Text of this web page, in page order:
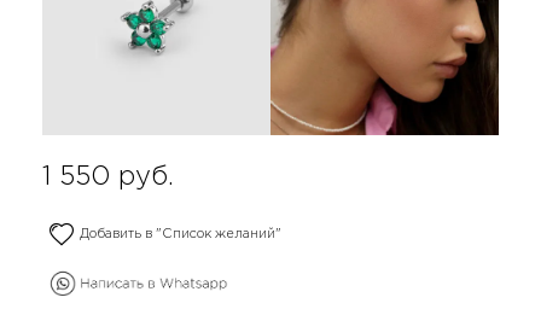
1 550 руб.
Добавить в "Список желаний"